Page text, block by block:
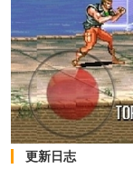
更新日志